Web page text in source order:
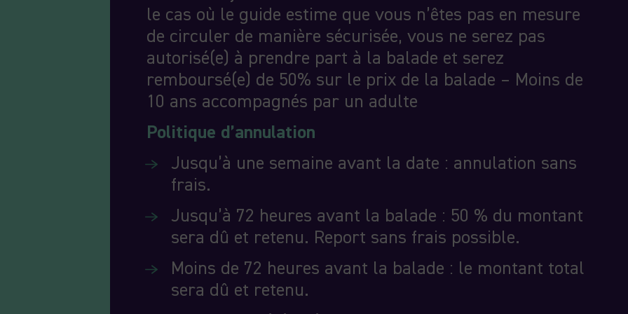
le cas où le guide estime que vous n’êtes pas en mesure
de circuler de manière sécurisée, vous ne serez pas
autorisé(e) à prendre part à la balade et serez
remboursé(e) de 50% sur le prix de la balade – Moins de
10 ans accompagnés par un adulte
Politique d’annulation
Jusqu’à une semaine avant la date : annulation sans
frais.
Jusqu’à 72 heures avant la balade : 50 % du montant
sera dû et retenu. Report sans frais possible.
Moins de 72 heures avant la balade : le montant total
sera dû et retenu.